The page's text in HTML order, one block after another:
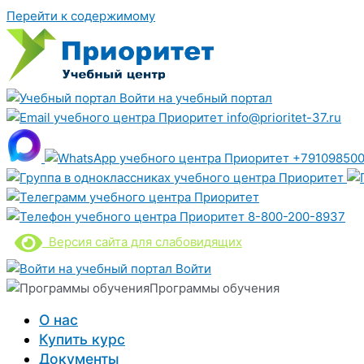
Перейти к содержимому
Войти на учебный портал
info@prioritet-37.ru
8-800-200-8937
Версия сайта для слабовидящих
Войти
Программы обучения
О нас
Купить курс
Документы